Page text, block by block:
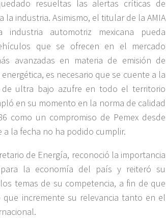
resueltas las alertas críticas de
la industria. Asimismo, el titular de la AMIA
automotriz mexicana pueda
que se ofrecen en el mercado
avanzadas en materia de emisión de
es necesario que se cuente a la
de ultra bajo azufre en todo el territorio
en su momento en la norma de calidad
como un compromiso de Pemex desde
a la fecha no ha podido cumplir.
de Energía, reconoció la importancia
la economía del país y reiteró su
temas de su competencia, a fin de que
incremente su relevancia tanto en el